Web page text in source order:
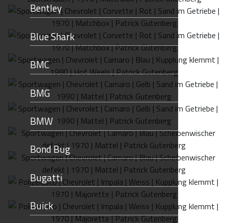
Bentley
Blue Shark
BMC
BMG
BMW
Bond Bug
Bugatti
Buick